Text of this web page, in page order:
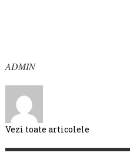
ADMIN
Vezi toate articolele